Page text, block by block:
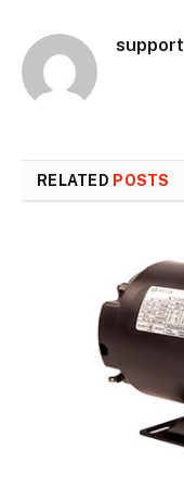
support
RELATED POSTS